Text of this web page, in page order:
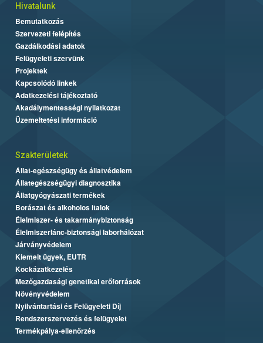
Hivatalunk
Bemutatkozás
Szervezeti felépítés
Gazdálkodási adatok
Felügyeleti szervünk
Projektek
Kapcsolódó linkek
Adatkezelési tájékoztató
Akadálymentességi nyilatkozat
Üzemeltetési információ
Szakterületek
Állat-egészségügy és állatvédelem
Állategészségügyi diagnosztika
Állatgyógyászati termékek
Borászat és alkoholos italok
Élelmiszer- és takarmánybiztonság
Élelmiszerlánc-biztonsági laborhálózat
Járványvédelem
Kiemelt ügyek, EUTR
Kockázatkezelés
Mezőgazdasági genetikai erőforrások
Növényvédelem
Nyilvántartási és Felügyeleti Díj
Rendszerszervezés és felügyelet
Termékpálya-ellenőrzés